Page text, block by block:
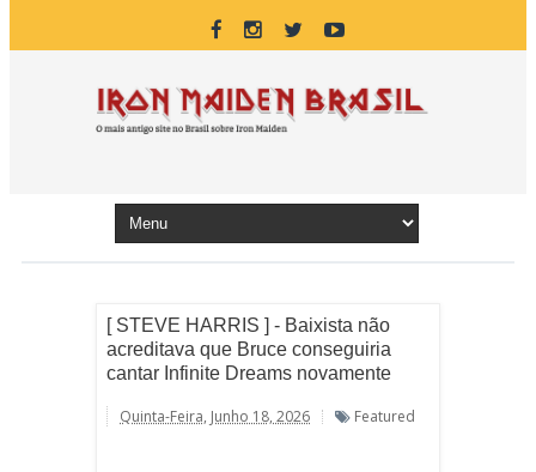
[ STEVE HARRIS ] - Baixista não
acreditava que Bruce conseguiria
cantar Infinite Dreams novamente
Quinta-Feira, Junho 18, 2026 Featured